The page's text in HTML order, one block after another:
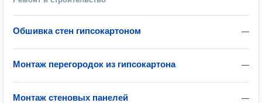
—
Обшивка стен гипсокартоном
—
Монтаж перегородок из гипсокартона
—
Монтаж стеновых панелей